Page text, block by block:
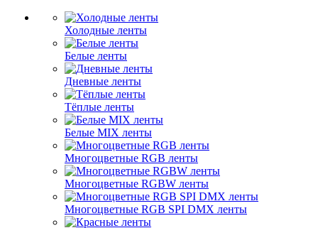
Холодные ленты
Белые ленты
Дневные ленты
Тёплые ленты
Белые MIX ленты
Многоцветные RGB ленты
Многоцветные RGBW ленты
Многоцветные RGB SPI DMX ленты